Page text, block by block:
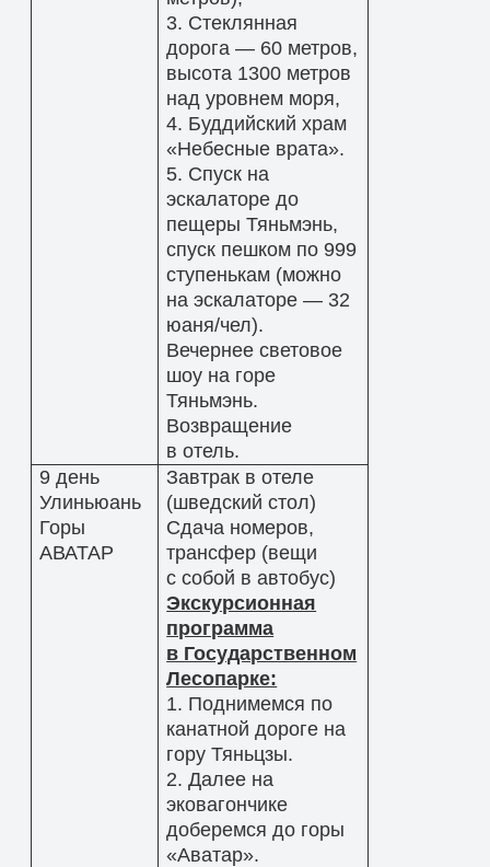
3. Стеклянная
дорога — 60 метров,
высота 1300 метров
над уровнем моря,
4. Буддийский храм
«Небесные врата».
5. Спуск на
эскалаторе до
пещеры Тяньмэнь,
спуск пешком по 999
ступенькам (можно
на эскалаторе — 32
юаня/чел).
Вечернее световое
шоу на горе
Тяньмэнь.
Возвращение
в отель.
9 день
Улиньюань
Горы
АВАТАР
Завтрак в отеле
(шведский стол)
Сдача номеров,
трансфер (вещи
с собой в автобус)
Экскурсионная
программа
в Государственном
Лесопарке:
1. Поднимемся по
канатной дороге на
гору Тяньцзы.
2. Далее на
эковагончике
доберемся до горы
«Аватар».